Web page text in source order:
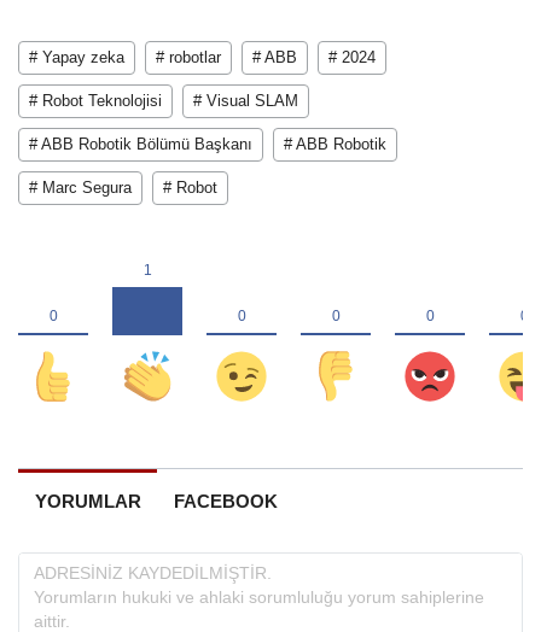
# Yapay zeka # robotlar # ABB # 2024
# Robot Teknolojisi # Visual SLAM
# ABB Robotik Bölümü Başkanı # ABB Robotik
# Marc Segura # Robot
YORUMLAR FACEBOOK